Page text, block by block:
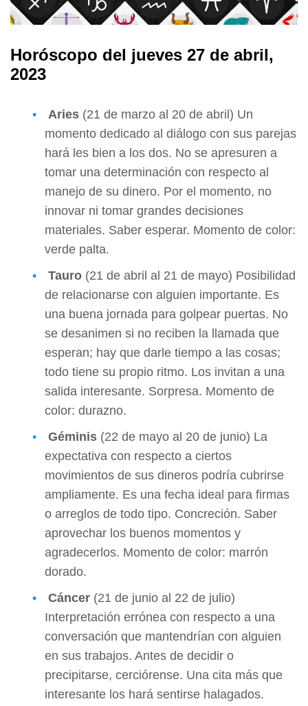
Horóscopo del jueves 27 de abril,
2023
Aries (21 de marzo al 20 de abril) Un
momento dedicado al diálogo con sus parejas
hará les bien a los dos. No se apresuren a
tomar una determinación con respecto al
manejo de su dinero. Por el momento, no
innovar ni tomar grandes decisiones
materiales. Saber esperar. Momento de color:
verde palta.
Tauro (21 de abril al 21 de mayo) Posibilidad
de relacionarse con alguien importante. Es
una buena jornada para golpear puertas. No
se desanimen si no reciben la llamada que
esperan; hay que darle tiempo a las cosas;
todo tiene su propio ritmo. Los invitan a una
salida interesante. Sorpresa. Momento de
color: durazno.
Géminis (22 de mayo al 20 de junio) La
expectativa con respecto a ciertos
movimientos de sus dineros podría cubrirse
ampliamente. Es una fecha ideal para firmas
o arreglos de todo tipo. Concreción. Saber
aprovechar los buenos momentos y
agradecerlos. Momento de color: marrón
dorado.
Cáncer (21 de junio al 22 de julio)
Interpretación errónea con respecto a una
conversación que mantendrían con alguien
en sus trabajos. Antes de decidir o
precipitarse, cerciórense. Una cita más que
interesante los hará sentirse halagados.